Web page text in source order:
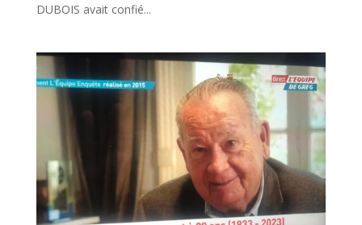
DUBOIS avait confié...